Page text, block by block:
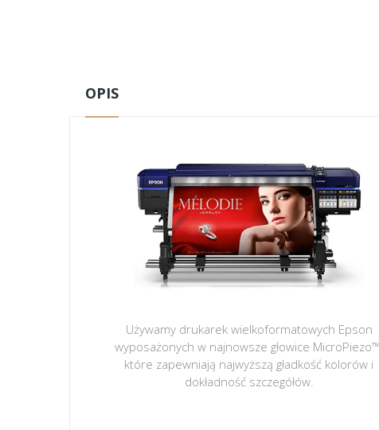
OPIS
Używamy drukarek wielkoformatowych Epson
wyposażonych w najnowsze głowice
które zapewniają najwyższą gładkość kolorów i
dokładność szczegółów.